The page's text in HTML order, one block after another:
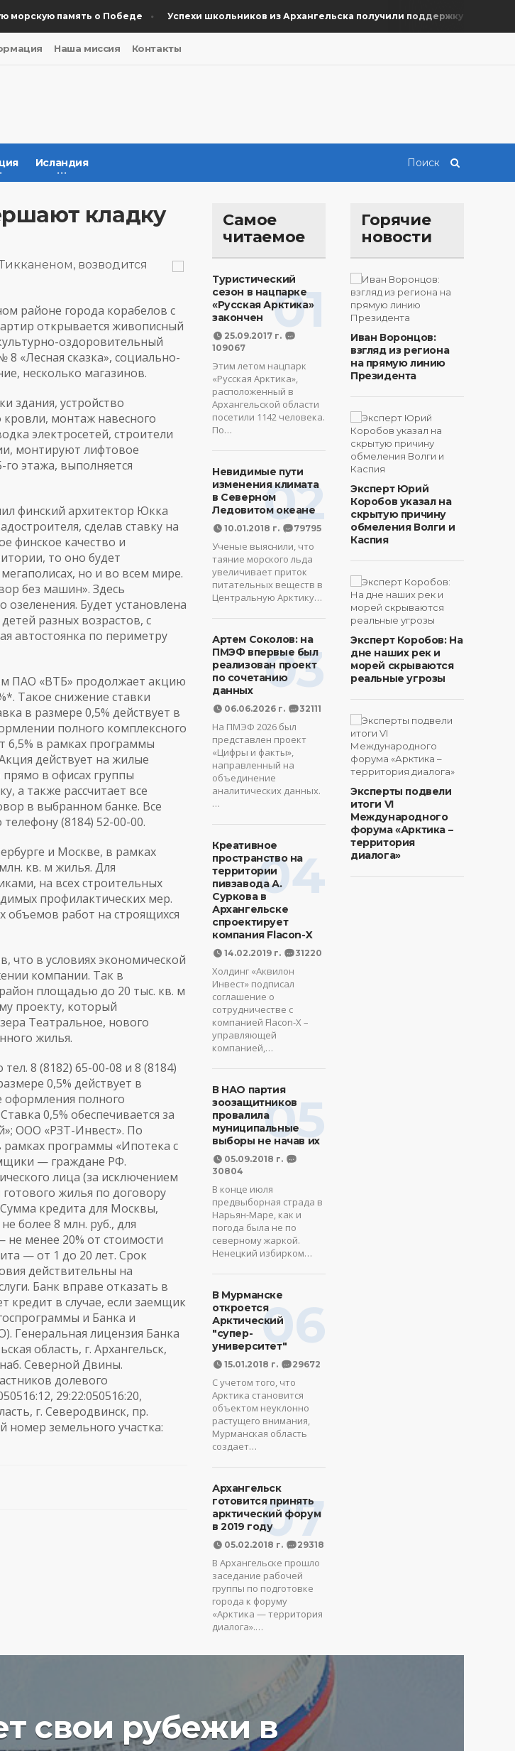
память о Победе Успехи школьников из Архангельска получили поддержку на уровне
Наша миссия Контакты
Исландия
кладку
возводится
районе города корабелов с
открывается живописный
оздоровительный
«Лесная сказка», социально-
несколько магазинов.
здания, устройство
кровли, монтаж навесного
электросетей, строители
монтируют лифтовое
этажа, выполняется
финский архитектор Юкка
сделав ставку на
финское качество и
то оно будет
но и во всем мире.
без машин». Здесь
Будет установлена
разных возрастов, с
автостоянка по периметру
ПАО «ВТБ» продолжает акцию
Такое снижение ставки
в размере 0,5% действует в
полного комплексного
6,5% в рамках программы
действует на жилые
в офисах группы
а также рассчитает все
в выбранном банке. Все
(8184) 52-00-00.
и Москве, в рамках
кв. м жилья. Для
на всех строительных
профилактических мер.
объемов работ на строящихся
что в условиях экономической
компании. Так в
площадью до 20 тыс. кв. м
проекту, который
Театральное, нового
жилья.
8 (8182) 65-00-08 и 8 (8184)
0,5% действует в
оформления полного
0,5% обеспечивается за
ООО «РЗТ-Инвест». По
рамках программы «Ипотека с
— граждане РФ.
лица (за исключением
жилья по договору
кредита для Москвы,
более 8 млн. руб., для
менее 20% от стоимости
— от 1 до 20 лет. Срок
действительны на
Банк вправе отказать в
кредит в случае, если заемщик
и Банка и
Генеральная лицензия Банка
область, г. Архангельск,
Северной Двины.
долевого
29:22:050516:20,
г. Северодвинск, пр.
земельного участка:
Самое
читаемое
01
Туристический
сезон в нацпарке
«Русская Арктика»
закончен
25.09.2017 г.
109067
Этим летом нацпарк
«Русская Арктика»,
расположенный в
Архангельской области
посетили 1142 человека.
По…
02
Невидимые пути
изменения климата
в Северном
Ледовитом океане
10.01.2018 г. 79795
Ученые выяснили, что
таяние морского льда
увеличивает приток
питательных веществ в
Центральную Арктику…
03
Артем Соколов: на
ПМЭФ впервые был
реализован проект
по сочетанию
данных
06.06.2026 г. 32111
На ПМЭФ 2026 был
представлен проект
«Цифры и факты»,
направленный на
объединение
аналитических данных.
…
04
Креативное
пространство на
территории
пивзавода А.
Суркова в
Архангельске
спроектирует
компания Flacon-X
14.02.2019 г. 31220
Холдинг «Аквилон
Инвест» подписал
соглашение о
сотрудничестве с
компанией Flacon-X –
управляющей
компанией,…
05
В НАО партия
зоозащитников
провалила
муниципальные
выборы не начав их
05.09.2018 г.
30804
В конце июля
предвыборная страда в
Нарьян-Маре, как и
погода была не по
северному жаркой.
Ненецкий избирком…
06
В Мурманске
откроется
Арктический
"супер-
университет"
15.01.2018 г. 29672
С учетом того, что
Арктика становится
объектом неуклонно
растущего внимания,
Мурманская область
создает…
07
Архангельск
готовится принять
арктический форум
в 2019 году
05.02.2018 г. 29318
В Архангельске прошло
заседание рабочей
группы по подготовке
города к форуму
«Арктика — территория
диалога».…
Горячие
новости
Иван Воронцов:
взгляд из региона
на прямую линию
Президента
Эксперт Юрий
Коробов указал на
скрытую причину
обмеления Волги и
Каспия
Эксперт Коробов: На
дне наших рек и
морей скрываются
реальные угрозы
Эксперты подвели
итоги VI
Международного
форума «Арктика –
территория
диалога»
свои рубежи в